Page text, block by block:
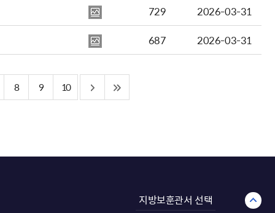
729
2026-03-31
687
2026-03-31
8 9 10
지방보훈관서 선택